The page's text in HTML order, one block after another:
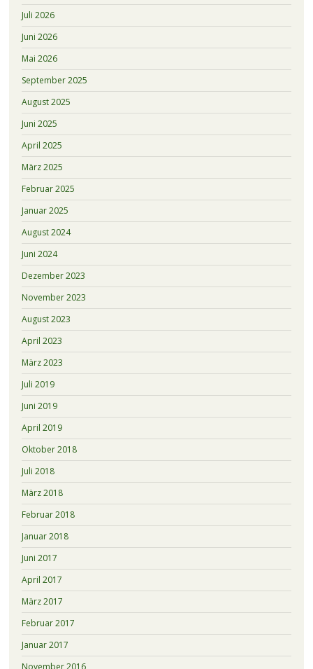
Juli 2026
Juni 2026
Mai 2026
September 2025
August 2025
Juni 2025
April 2025
März 2025
Februar 2025
Januar 2025
August 2024
Juni 2024
Dezember 2023
November 2023
August 2023
April 2023
März 2023
Juli 2019
Juni 2019
April 2019
Oktober 2018
Juli 2018
März 2018
Februar 2018
Januar 2018
Juni 2017
April 2017
März 2017
Februar 2017
Januar 2017
November 2016